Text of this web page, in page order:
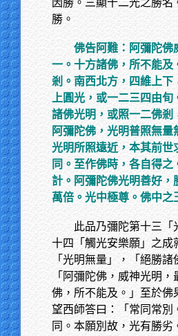
因勝。三顯十二光之勝
勝。
佛告阿難：阿彌陀佛
一。十方諸佛，所不能及
剎。南西北方，四維上下
上圓光，或一二三四由
諸佛光明，或照一二佛剎
阿彌陀佛，光明普照無
光明所照遠近，本其前世
同。至作佛時，各自得之
計。阿彌陀佛光明善好，
萬倍。光中極尊。佛中之
此品乃彌陀第十三「
十四「觸光安樂願」之成
「光明無量」，「絕勝
「阿彌陀佛，威神光明
佛，所不能及。」至於佛
望西師答曰：「常同常別
同。本願別故，光有勝